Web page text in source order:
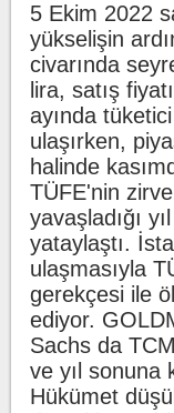
5 Ekim 2022
yükselişin
civarında
lira, satış
ayında
ulaşırken,
halinde
TÜFE'nin
yavaşladığı
yataylaştı.
ulaşmasıyla
gerekçesi ile
ediyor.
Sachs da
ve yıl sonuna
Hükümet